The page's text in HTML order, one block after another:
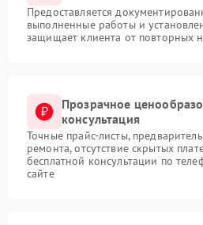
Предоставляется
выполненные работы и
защищает клиента от повторных
Прозрачное
консультация
Точные прайс-листы,
ремонта, отсутствие скрытых
бесплатной консультации по
сайте